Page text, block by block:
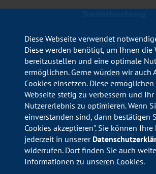
Energie
Wasser
Bäder
Entsorgung
Service
Diese Webseite verwendet
Diese werden benötigt, um Ihnen die
bereitzustellen und eine optimale
ermöglichen. Gerne würden wir auch
Cookies einsetzen. Diese
Webseite stetig zu verbessern und Ihr
Nutzererlebnis zu optimieren. Wenn
einverstanden sind, dann bestätigen
Cookies akzeptieren". Sie können
jederzeit in unserer
widerrufen. Dort finden Sie auch
Informationen zu unseren Cookies.